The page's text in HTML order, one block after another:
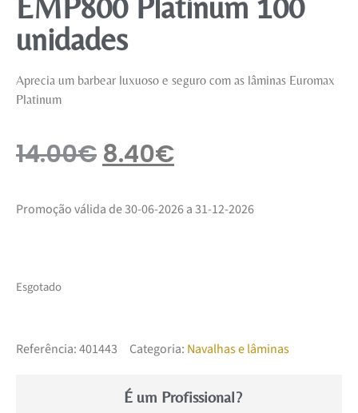
unidades
Aprecia um barbear luxuoso e seguro com as lâminas Euromax
Platinum
14.00€ 8.40€
Promoção válida de 30-06-2026 a 31-12-2026
Esgotado
Referência:401443 Categoria: Navalhas e lâminas
É um Profissional?